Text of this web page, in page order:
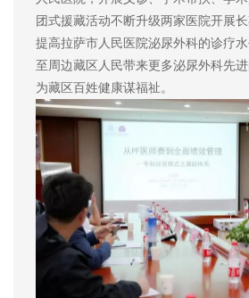
团式援藏活动不断升级两家医院开展
提高拉萨市人民医院泌尿外科的诊疗
至周边藏区人民带来更多泌尿外科先
为藏区百姓健康谋福祉。